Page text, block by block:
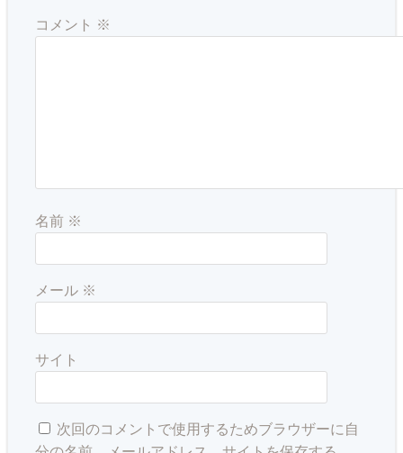
コメント ※
名前 ※
メール ※
サイト
次回のコメントで使用するためブラウザーに自